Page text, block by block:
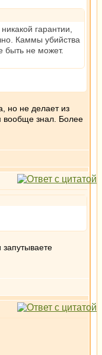
гарантии,
Каммы убийства
быть не может.
но не делает из
вообще знал. Более